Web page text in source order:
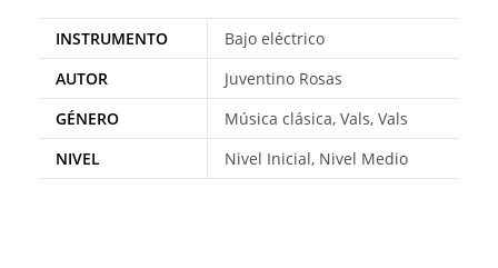
INSTRUMENTO
Bajo eléctrico
AUTOR
Juventino Rosas
GÉNERO
Música clásica, Vals, Vals
NIVEL
Nivel Inicial, Nivel Medio